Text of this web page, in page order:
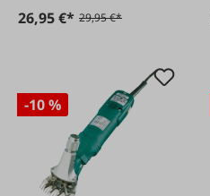
26,95 €* 29,95 €*
-10 %